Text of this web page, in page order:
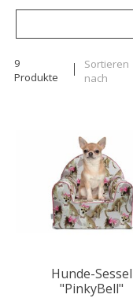
9
Produkte
Sortieren
nach
Hunde-Sessel
"PinkyBell"